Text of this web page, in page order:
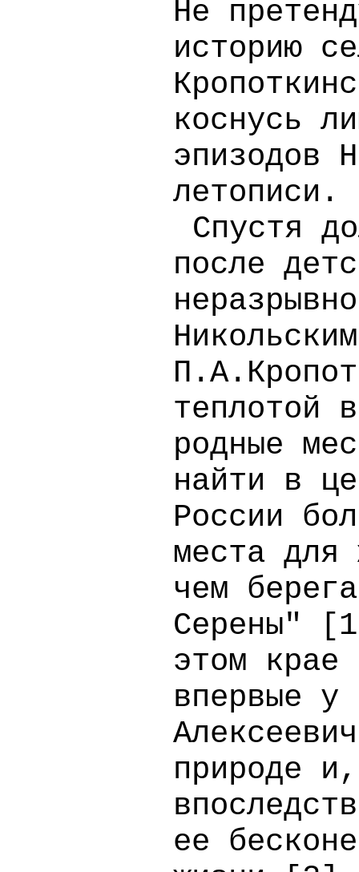
Не
историю
коснусь
эпизодов
летописи.
Спустя
после
теплотой
родные
найти в
России
места для
чем
Серены" [1
этом крае
впервые у
природе
ее